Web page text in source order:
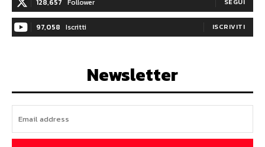
128,657 Follower
97,058 Iscritti ISCRIVITI
Newsletter